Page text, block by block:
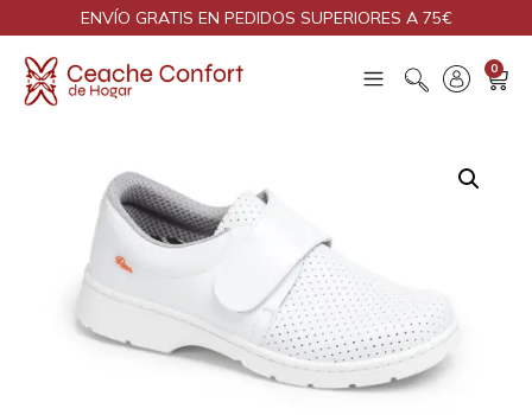
ENVÍO GRATIS EN PEDIDOS SUPERIORES A 75€
0